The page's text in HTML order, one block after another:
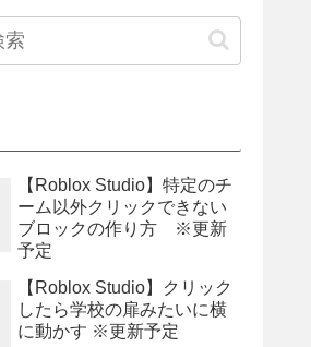
【Roblox Studio】特定のチ
ーム以外クリックできない
ブロックの作り方 ※更新
予定
【Roblox Studio】クリック
したら学校の扉みたいに横
に動かす ※更新予定